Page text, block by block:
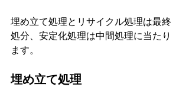
埋め立て処理とリサイクル処理は最終
処分、安定化処理は中間処理に当たり
ます。
埋め立て処理